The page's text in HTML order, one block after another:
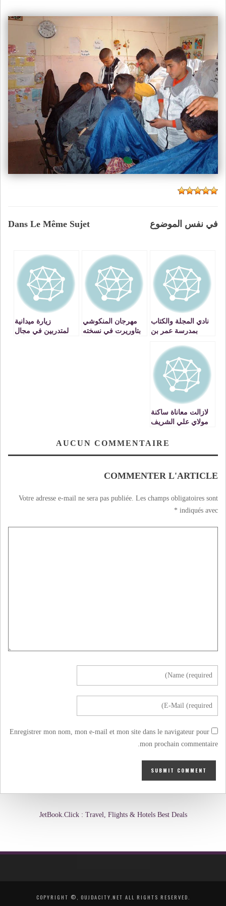
Dans Le Même Sujet في نفس الموضوع
نادي المجلة والكتاب
بمدرسة عمر بن
ينظم يوم تحسيسي
للعناية بصحة الفم
والأسنان
مهرجان المنكوشي
بتاوريرت في نسخته
زيارة ميدانية
لمتدربين في مجال
لازالت معاناة ساكنة
مولاي علي الشريف
أمام الانقطاعاتAUCUN COMMENTAIRE
COMMENTER L'ARTICLE
Votre adresse e-mail ne sera pas publiée. Les champs obligatoires sont
indiqués avec
*
Enregistrer mon nom, mon e-mail et mon site dans le navigateur pour
mon prochain commentaire.
JetBook.Click : Travel, Flights & Hotels Best Deals
COPYRIGHT ©, OUJDACITY.NET ALL RIGHTS RESERVED.